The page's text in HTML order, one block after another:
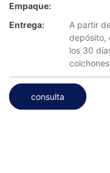
Empaque:
Entrega:
A partir
depósito,
los 30
consulta